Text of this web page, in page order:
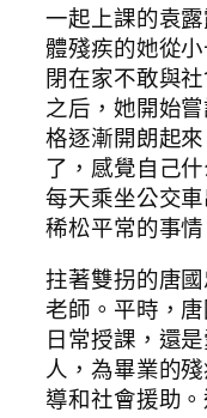
一起上課的袁
體殘疾的她從
閉在家不敢與
之后，她開始
格逐漸開朗起
了，感覺自己
每天乘坐公交
稀松平常的事情
拄著雙拐的唐
老師。平時，
日常授課，還
人，為畢業的
導和社會援助